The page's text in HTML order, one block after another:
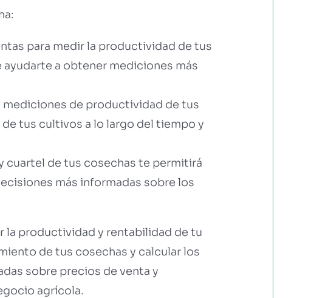
para medir la productividad de tus
a obtener mediciones más
de productividad de tus
tus cultivos a lo largo del tiempo y
cuartel de tus cosechas te permitirá
más informadas sobre los
la productividad y rentabilidad de tu
de tus cosechas y calcular los
sobre precios de venta y
agrícola.